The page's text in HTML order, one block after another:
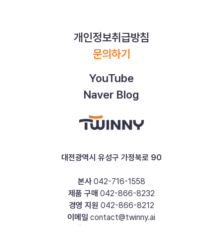
개인정보취급방침
문의하기
YouTube
Naver Blog
대전광역시 유성구 가정북로 90
본사 042-716-1558
제품 구매 042-866-8232
경영 지원 042-866-8212
이메일 contact@twinny.ai